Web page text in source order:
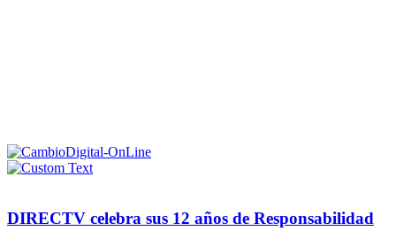
DIRECTV celebra sus 12 años de Responsabilidad